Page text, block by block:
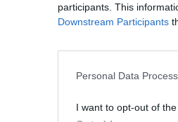
participants. This
Downstream Participants
Personal Data
I want to opt-out of